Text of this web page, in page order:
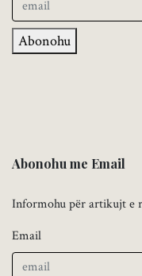
Abonohu
Abonohu me Email
Informohu për artikujt e
Email